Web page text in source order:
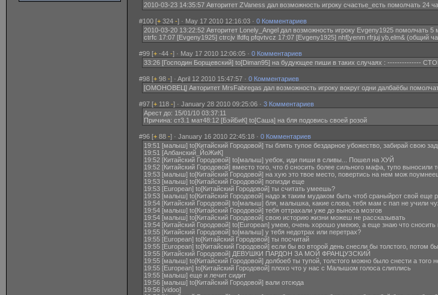
2010-03-23 14:35:57 Авторитет ZVaness дал возможность игроку счастье_есть помолчать
#100 [+ 324 -] · May 17 2010 12:16:03 · 0 Комментариев
2010-03-20 13:22:52 Авторитет Lonely_Angel дал возможность игроку Evgeny1925 помолчать
ctrfc 17:07 [Evgeny1925] ctrcjv lfdfq pfqvtvcz 17:07 [Evgeny1925] nhf[yenm rfrjuj yb,elm& (общий
#99 [+ -44 -] · May 17 2010 12:06:05 · 0 Комментариев
33:26 [Господин Борщевский] to[Diman95] на будующее пиши в таких случаях : --------------
#98 [+ 98 -] · April 12 2010 15:47:57 · 0 Комментариев
[ОМОНОВЕЦ] Авторитет MrsFabregas дал возможность игроку вокруг одни далбаёбы
#97 [+ 118 -] · January 28 2010 09:25:06 · 3 Комментариев
Арест до: 15/01/10 03:37:11
Причина: ст3.1 мат48:12 [БэйБиК] to[Саша] на бля подовись своей розой
#96 [+ 88 -] · January 16 2010 22:45:18 · 0 Комментариев
19:51 [малыш] to[Китайский Городовой] ты блять тупое бездарное убожество, забирай свою
19:51 [Албанский_ЙоЖиК]
19:52 [Китайский Городовой] to[малыш] уебок, иди пиши в сливы... Пошел на ХУЙ
19:52 [Китайский Городовой] вместо того, что б сносить более сильного мафа, тупо выносили
19:53 [малыш] to[Китайский Городовой] на хую это твое место, повертись на нем мож
19:53 [малыш] to[Китайский Городовой] попизди еще
19:53 [European] to[Китайский Городовой] ты считать умеешь?
19:53 [малыш] to[Китайский Городовой] надо ж таким мудаком быть чтоб сраныйрот свой еще
19:54 [Китайский Городовой] to[малыш] бля, малышка, какие слова, тебя мам с пап не учили
19:54 [малыш] to[Китайский Городовой] тебя оттрахали уже до выноса мозгов
19:54 [малыш] to[Китайский Городовой] свою историю жизни можеш не рассказывать
19:54 [Китайский Городовой] to[European] умею, очень хорошо умеюю, а еще знаю что сносить
19:55 [Китайский Городовой] to[малыш] у тебя недотрах или перетрах?
19:55 [European] to[Китайский Городовой] ты посчитай
19:55 [European] to[Китайский Городовой] если бы во второй день снесли бы толстого, потом
19:55 [Китайский Городовой] ДЕВУШКИ ПАРДОН ЗА МОЙ ФРАНЦУЗСКИЙ
19:55 [малыш] to[Китайский Городовой] долбоеб ты тупой, толстого можно было снести а того
19:55 [European] to[Китайский Городовой] плохо что у нас с Малышом голоса слиплись
19:55 [малыш] еще и лечит сидит
19:56 [малыш] to[Китайский Городовой] вали отсюда
19:56 [vidoo]